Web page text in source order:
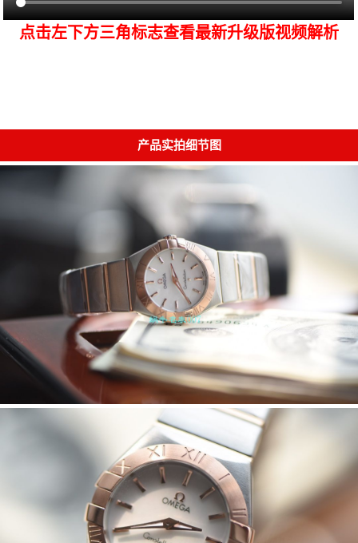
点击左下方三角标志查看最新升级版视频解析
产品实拍细节图